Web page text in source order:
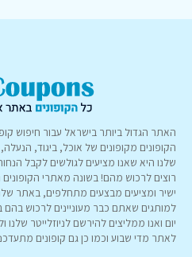
האתר הגדול ביותר בישראל עבור חיפוש
הקופונים מקופונים של אוכל, ביגוד,
שלנו היא שאנו מציעים לגולשים לקבל
רוצים לרכוש מהם! בשונה מאתרי
ישיר ומציעים מבצעים מתחלפים, באתר
למותגים שאתם כבר מעוניינים לרכוש
יום ואנו ממליצים להירשם לניוזלייטר
לאתר מדי שבוע וכמו כן גם קופונים